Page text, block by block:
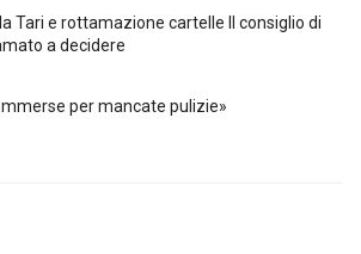
Tari e rottamazione cartelle Il consiglio di
a decidere
per mancate pulizie»